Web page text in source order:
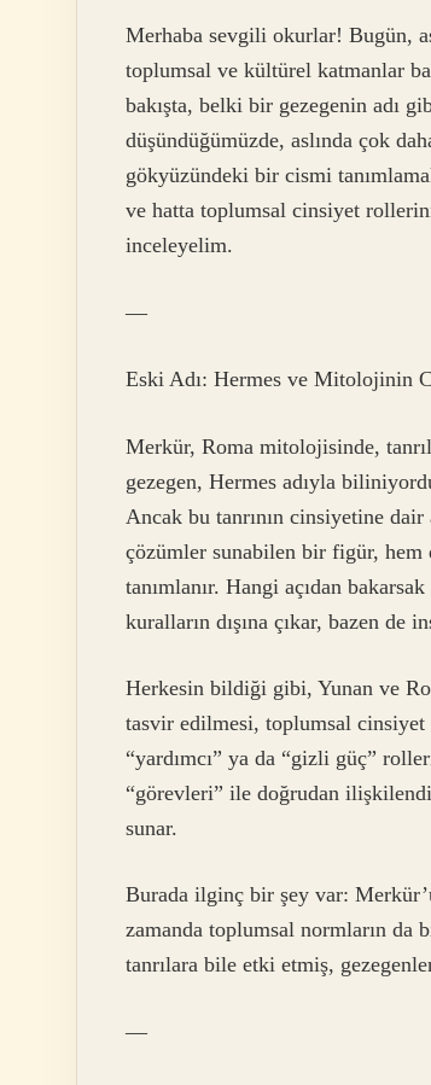
Merhaba sevgili okurlar! Bugün,
toplumsal ve kültürel katmanlar
bakışta, belki bir gezegenin adı
düşündüğümüzde, aslında çok
gökyüzündeki bir cismi
ve hatta toplumsal cinsiyet
inceleyelim.
—
Eski Adı: Hermes ve Mitolojinin
Merkür, Roma mitolojisinde,
gezegen, Hermes adıyla
Ancak bu tanrının cinsiyetine
çözümler sunabilen bir figür, hem
tanımlanır. Hangi açıdan
kuralların dışına çıkar, bazen
Herkesin bildiği gibi, Yunan ve
tasvir edilmesi, toplumsal cinsiyet
“yardımcı” ya da “gizli güç”
“görevleri” ile doğrudan
sunar.
Burada ilginç bir şey var:
zamanda toplumsal normların
tanrılara bile etki etmiş,
—